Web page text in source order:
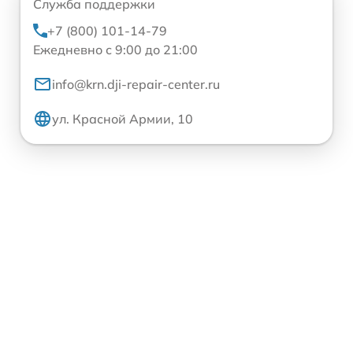
Служба поддержки
+7 (800) 101-14-79
Ежедневно с 9:00 до 21:00
info@krn.dji-repair-center.ru
ул. Красной Армии, 10